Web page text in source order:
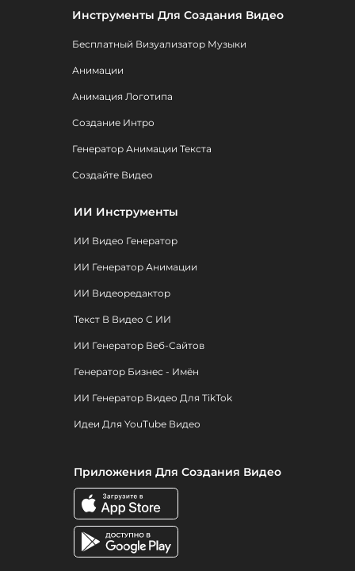
Инструменты Для Создания Видео
Бесплатный Визуализатор Музыки
Анимации
Анимация Логотипа
Создание Интро
Генератор Анимации Текста
Создайте Видео
ИИ Инструменты
ИИ Видео Генератор
ИИ Генератор Анимации
ИИ Видеоредактор
Текст В Видео С ИИ
ИИ Генератор Веб-Сайтов
Генератор Бизнес - Имён
ИИ Генератор Видео Для TikTok
Идеи Для YouTube Видео
Приложения Для Создания Видео